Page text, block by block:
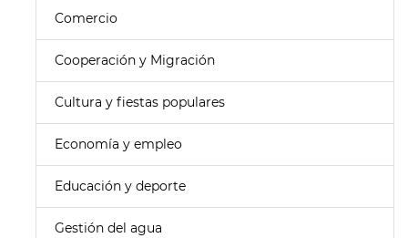
Comercio
Cooperación y Migración
Cultura y fiestas populares
Economía y empleo
Educación y deporte
Gestión del agua